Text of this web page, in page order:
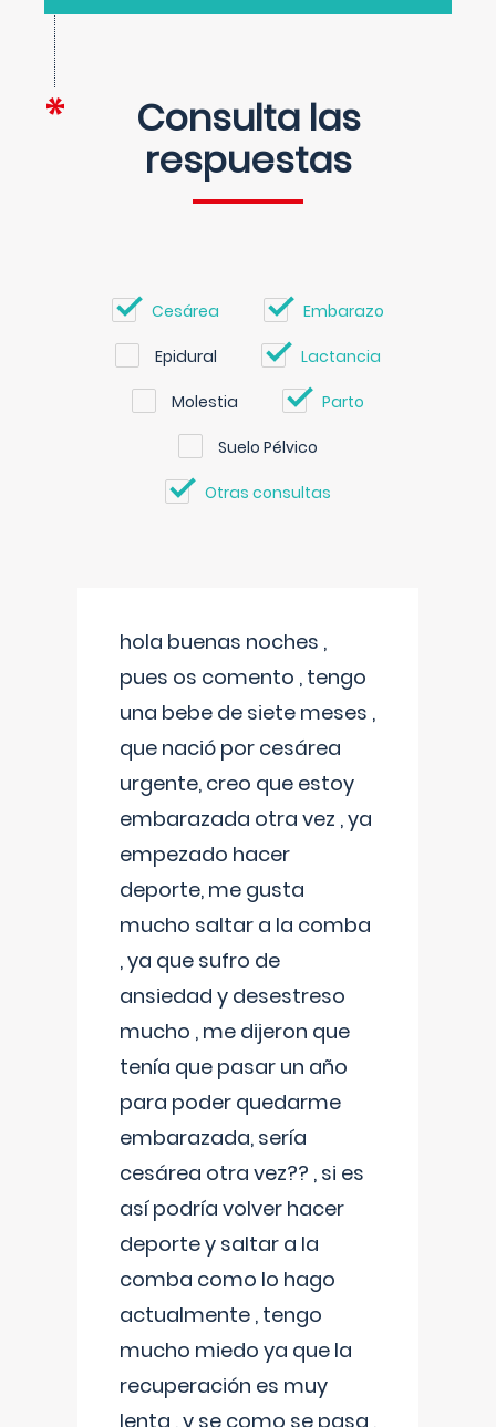
Consulta las
respuestas
Cesárea Embarazo
Epidural Lactancia
Molestia Parto
Suelo Pélvico
Otras consultas
hola buenas noches ,
pues os comento , tengo
una bebe de siete meses ,
que nació por cesárea
urgente, creo que estoy
embarazada otra vez , ya
empezado hacer
deporte, me gusta
mucho saltar a la comba
, ya que sufro de
ansiedad y desestreso
mucho , me dijeron que
tenía que pasar un año
para poder quedarme
embarazada, sería
cesárea otra vez?? , si es
así podría volver hacer
deporte y saltar a la
comba como lo hago
actualmente , tengo
mucho miedo ya que la
recuperación es muy
lenta , y se como se pasa ,